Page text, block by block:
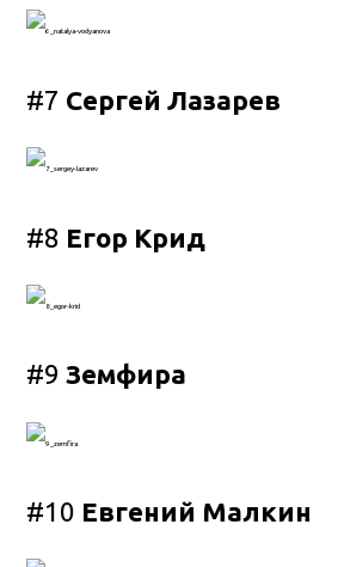
#7 Сергей Лазарев
#8 Егор Крид
#9Земфира
#10 Евгений Малкин